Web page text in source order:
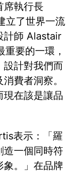
席執行長
立了世界一流
計師 Alastair
要的一環，
設計對我們而
費者洞察。
現在該是讓品
表示：「羅
造一個同時符
象。」在品牌